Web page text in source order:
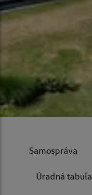
Samospráva
Úradná tabuľa